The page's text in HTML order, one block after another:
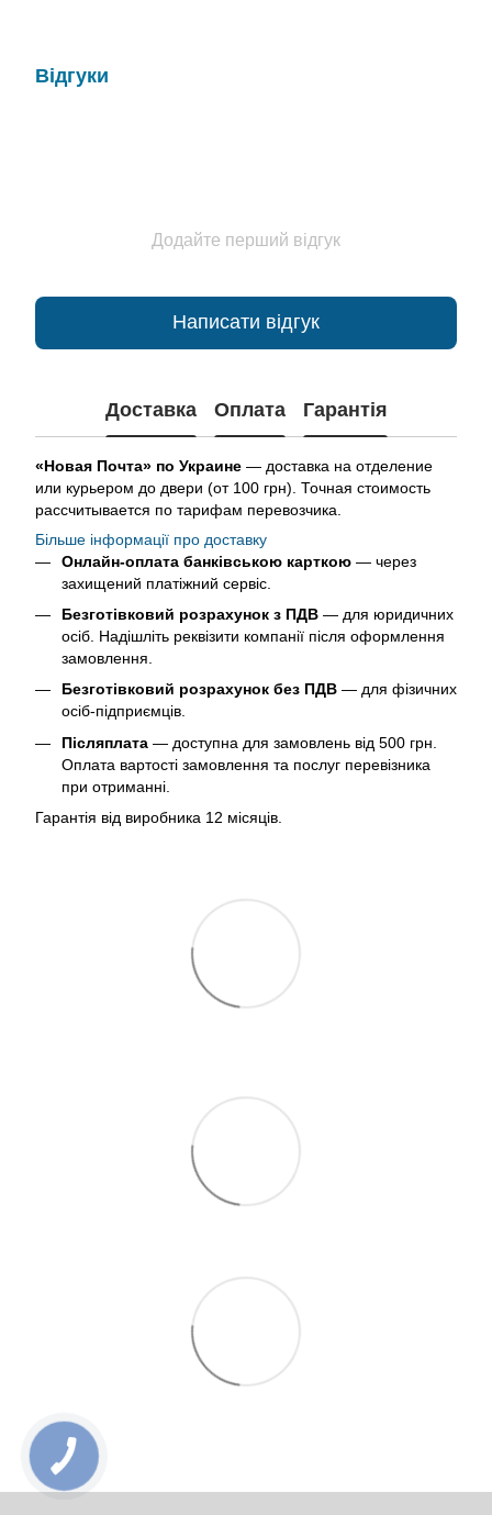
Відгуки
Додайте перший відгук
Написати відгук
Доставка Оплата Гарантія
«Новая Почта» по Украине — доставка на отделение
или курьером до двери (от 100 грн). Точная стоимость
рассчитывается по тарифам перевозчика.
Більше інформації про доставку
Онлайн-оплата банківською карткою — через
захищений платіжний сервіс.
Безготівковий розрахунок з ПДВ — для юридичних
осіб. Надішліть реквізити компанії після оформлення
замовлення.
Безготівковий розрахунок без ПДВ — для фізичних
осіб-підприємців.
Післяплата — доступна для замовлень від 500 грн.
Оплата вартості замовлення та послуг перевізника
при отриманні.
Гарантія від виробника 12 місяців.